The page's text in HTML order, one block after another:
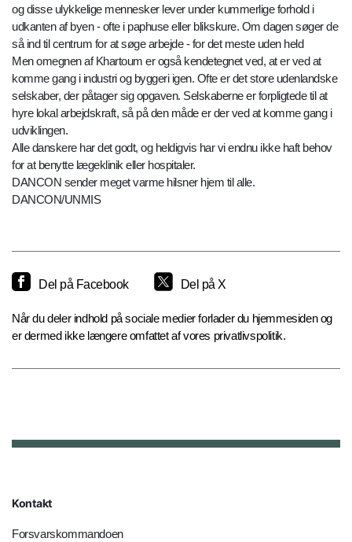
og disse ulykkelige mennesker lever under kummerlige forhold i
udkanten af byen - ofte i paphuse eller blikskure. Om dagen søger de
så ind til centrum for at søge arbejde - for det meste uden held
Men omegnen af Khartoum er også kendetegnet ved, at er ved at
komme gang i industri og byggeri igen. Ofte er det store udenlandske
selskaber, der påtager sig opgaven. Selskaberne er forpligtede til at
hyre lokal arbejdskraft, så på den måde er der ved at komme gang i
udviklingen.
Alle danskere har det godt, og heldigvis har vi endnu ikke haft behov
for at benytte lægeklinik eller hospitaler.
DANCON sender meget varme hilsner hjem til alle.
DANCON/UNMIS
Del på Facebook Del på X
Når du deler indhold på sociale medier forlader du hjemmesiden og
er dermed ikke længere omfattet af vores privatlivspolitik.
Kontakt
Forsvarskommandoen